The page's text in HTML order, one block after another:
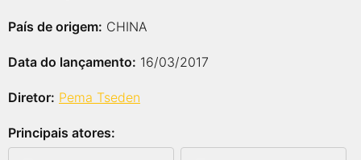
País de origem: CHINA
Data do lançamento: 16/03/2017
Diretor: Pema Tseden
Principais atores: